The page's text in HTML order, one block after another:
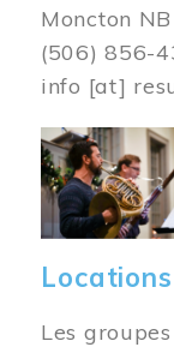
Moncton NB
(506) 856-
info [at]
Image
Locations
Les